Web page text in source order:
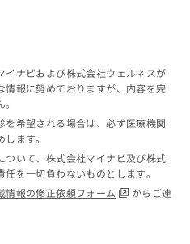
ナビおよび株式会社ウェルネスが
報に努めておりますが、内容を完
希望される場合は、必ず医療機関
ます。
ついて、株式会社マイナビ及び株式
を一切負わないものとします。
情報の修正依頼フォーム
からご連